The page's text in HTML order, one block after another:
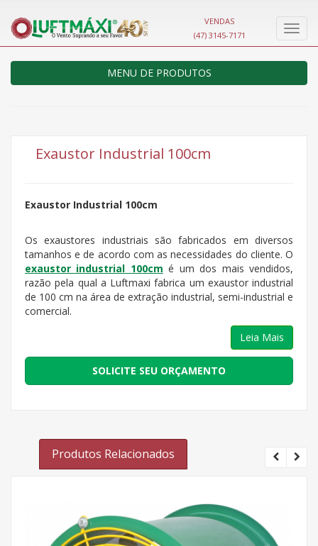
VENDAS
(47) 3145-7171
MENU DE PRODUTOS
Exaustor Industrial 100cm
Exaustor Industrial 100cm
Os exaustores industriais são fabricados em diversos
tamanhos e de acordo com as necessidades do cliente. O
exaustor industrial 100cm é um dos mais vendidos,
razão pela qual a Luftmaxi fabrica um exaustor industrial
de 100 cm na área de extração industrial, semi-industrial e
comercial.
Leia Mais
SOLICITE SEU ORÇAMENTO
Produtos Relacionados